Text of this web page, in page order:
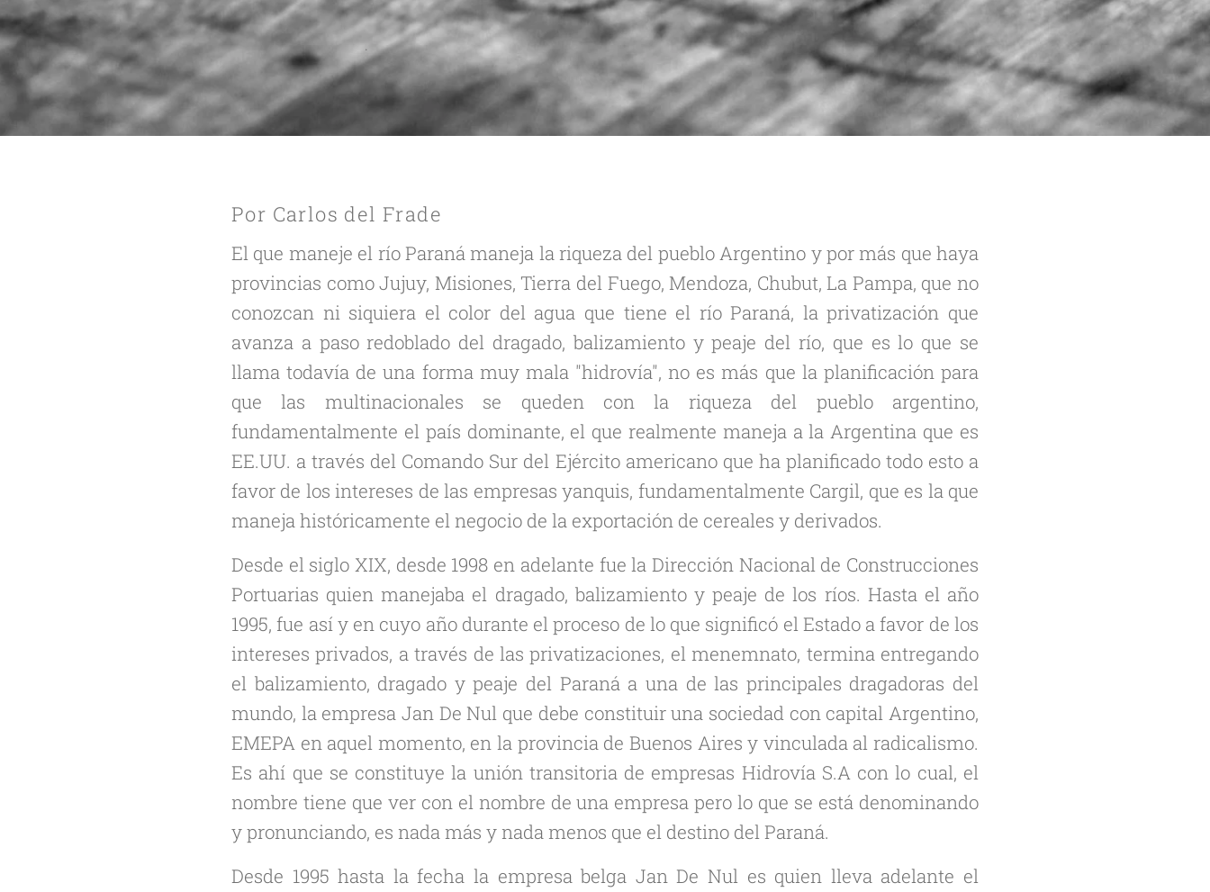
.
Por Carlos del Frade
El que maneje el río Paraná maneja la riqueza del pueblo Argentino y por más que haya
provincias como Jujuy, Misiones, Tierra del Fuego, Mendoza, Chubut, La Pampa, que no
conozcan ni siquiera el color del agua que tiene el río Paraná, la privatización que
avanza a paso redoblado del dragado, balizamiento y peaje del río, que es lo que se
llama todavía de una forma muy mala "hidrovía", no es más que la planificación para
que las multinacionales se queden con la riqueza del pueblo argentino,
fundamentalmente el país dominante, el que realmente maneja a la Argentina que es
EE.UU. a través del Comando Sur del Ejército americano que ha planificado todo esto a
favor de los intereses de las empresas yanquis, fundamentalmente Cargil, que es la que
maneja históricamente el negocio de la exportación de cereales y derivados.
Desde el siglo XIX, desde 1998 en adelante fue la Dirección Nacional de Construcciones
Portuarias quien manejaba el dragado, balizamiento y peaje de los ríos. Hasta el año
1995, fue así y en cuyo año durante el proceso de lo que significó el Estado a favor de los
intereses privados, a través de las privatizaciones, el menemnato, termina entregando
el balizamiento, dragado y peaje del Paraná a una de las principales dragadoras del
mundo, la empresa Jan De Nul que debe constituir una sociedad con capital Argentino,
EMEPA en aquel momento, en la provincia de Buenos Aires y vinculada al radicalismo.
Es ahí que se constituye la unión transitoria de empresas Hidrovía S.A con lo cual, el
nombre tiene que ver con el nombre de una empresa pero lo que se está denominando
y pronunciando, es nada más y nada menos que el destino del Paraná.
Desde 1995 hasta la fecha la empresa belga Jan De Nul es quien lleva adelante el